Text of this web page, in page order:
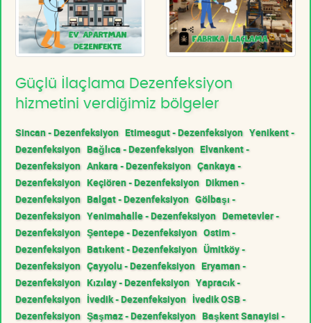
Güçlü İlaçlama Dezenfeksiyon
hizmetini verdiğimiz bölgeler
Sincan - Dezenfeksiyon Etimesgut - Dezenfeksiyon Yenikent -
Dezenfeksiyon Bağlıca - Dezenfeksiyon Elvankent -
Dezenfeksiyon Ankara - Dezenfeksiyon Çankaya -
Dezenfeksiyon Keçiören - Dezenfeksiyon Dikmen -
Dezenfeksiyon Balgat - Dezenfeksiyon Gölbaşı -
Dezenfeksiyon Yenimahalle - Dezenfeksiyon Demetevler -
Dezenfeksiyon Şentepe - Dezenfeksiyon Ostim -
Dezenfeksiyon Batıkent - Dezenfeksiyon Ümitköy -
Dezenfeksiyon Çayyolu - Dezenfeksiyon Eryaman -
Dezenfeksiyon Kızılay - Dezenfeksiyon Yapracık -
Dezenfeksiyon İvedik - Dezenfeksiyon İvedik OSB -
Dezenfeksiyon Şaşmaz - Dezenfeksiyon Başkent Sanayisi -